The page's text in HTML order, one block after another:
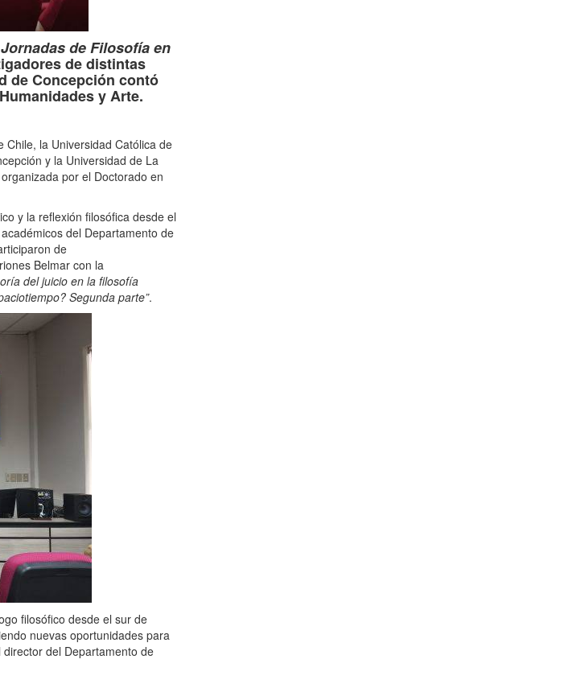
de Filosofía en
de distintas
de Concepción contó
y Arte.
Chile, la Universidad Católica de
y la Universidad de La
por el Doctorado en
y la reflexión filosófica desde el
cadémicos del Departamento de
de
Belmar con la
del juicio en la filosofía
Segunda parte”.
filosófico desde el sur de
nuevas oportunidades para
del Departamento de